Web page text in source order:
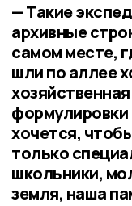
— Такие
архивные
самом месте,
шли по аллее
хочется,
только
школьники,
земля, наша